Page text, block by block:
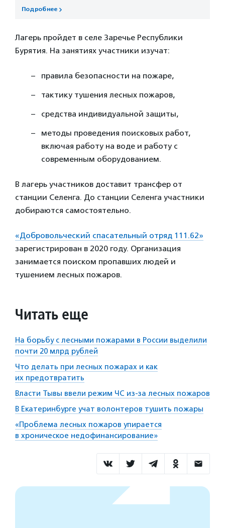
Подробнее
Лагерь пройдет в селе Заречье Республики
Бурятия. На занятиях участники изучат:
правила безопасности на пожаре,
тактику тушения лесных пожаров,
средства индивидуальной защиты,
методы проведения поисковых работ,
включая работу на воде и работу с
современным оборудованием.
В лагерь участников доставит трансфер от
станции Селенга. До станции Селенга участники
добираются самостоятельно.
«Добровольческий спасательный отряд 111.62»
зарегистрирован в 2020 году. Организация
занимается поиском пропавших людей и
тушением лесных пожаров.
Читать еще
На борьбу с лесными пожарами в России выделили
почти 20 млрд рублей
Что делать при лесных пожарах и как
их предотвратить
Власти Тывы ввели режим ЧС из-за лесных пожаров
В Екатеринбурге учат волонтеров тушить пожары
«Проблема лесных пожаров упирается
в хроническое недофинансирование»